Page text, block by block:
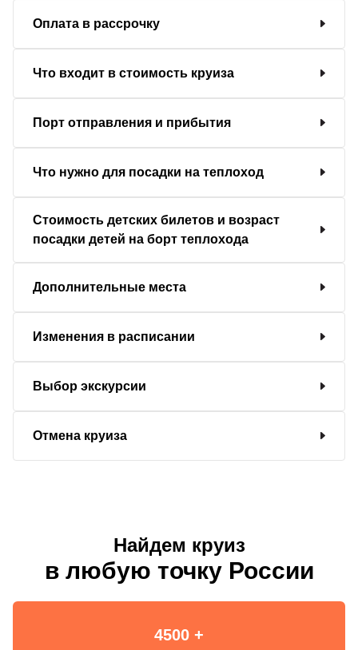
Оплата в рассрочку
Что входит в стоимость круиза
Порт отправления и прибытия
Что нужно для посадки на теплоход
Стоимость детских билетов и возраст
посадки детей на борт теплохода
Дополнительные места
Изменения в расписании
Выбор экскурсии
Отмена круиза
Найдем круиз
в любую точку России
4500 +